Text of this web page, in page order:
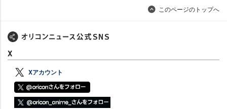
このページのトップへ
X
Xアカウント